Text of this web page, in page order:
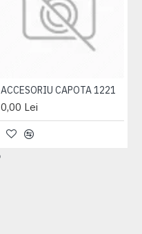
ACCESORIU CAPOTA 1221
0,00 Lei